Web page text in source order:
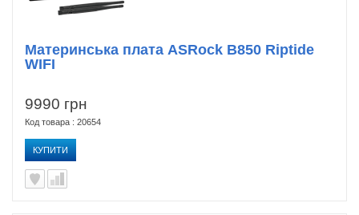
9990 грн
Код товара : 20654
КУПИТИ
Материнська плата ASRock B850 Riptide
WIFI